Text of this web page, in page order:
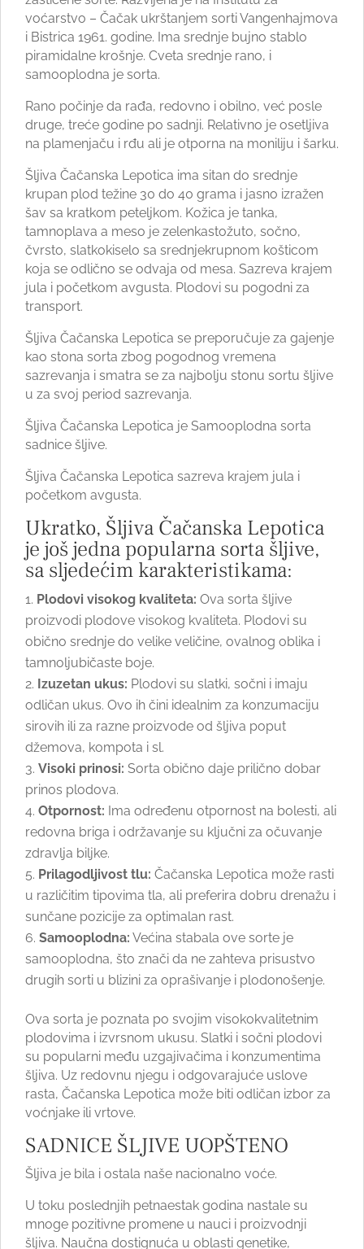
voćarstvo – Čačak ukrštanjem sorti Vangenhajmova
i Bistrica 1961. godine. Ima srednje bujno stablo
piramidalne krošnje. Cveta srednje rano, i
samooplodna je sorta.
Rano počinje da rađa, redovno i obilno, već posle
druge, treće godine po sadnji. Relativno je osetljiva
na plamenjaču i rđu ali je otporna na moniliju i šarku.
Šljiva Čačanska Lepotica ima sitan do srednje
krupan plod težine 30 do 40 grama i jasno izražen
šav sa kratkom peteljkom. Kožica je tanka,
tamnoplava a meso je zelenkastožuto, sočno,
čvrsto, slatkokiselo sa srednjekrupnom košticom
koja se odlično se odvaja od mesa. Sazreva krajem
jula i početkom avgusta. Plodovi su pogodni za
transport.
Šljiva Čačanska Lepotica se preporučuje za gajenje
kao stona sorta zbog pogodnog vremena
sazrevanja i smatra se za najbolju stonu sortu šljive
u za svoj period sazrevanja.
Šljiva Čačanska Lepotica je Samooplodna sorta
sadnice šljive.
Šljiva Čačanska Lepotica sazreva krajem jula i
početkom avgusta.
Ukratko, Šljiva Čačanska Lepotica
je još jedna popularna sorta šljive,
sa sljedećim karakteristikama:
Plodovi visokog kvaliteta: Ova sorta šljive
proizvodi plodove visokog kvaliteta. Plodovi su
obično srednje do velike veličine, ovalnog oblika i
tamnoljubičaste boje.
Izuzetan ukus: Plodovi su slatki, sočni i imaju
odličan ukus. Ovo ih čini idealnim za konzumaciju
sirovih ili za razne proizvode od šljiva poput
džemova, kompota i sl.
Visoki prinosi: Sorta obično daje prilično dobar
prinos plodova.
Otpornost: Ima određenu otpornost na bolesti, ali
redovna briga i održavanje su ključni za očuvanje
zdravlja biljke.
Prilagodljivost tlu: Čačanska Lepotica može rasti
u različitim tipovima tla, ali preferira dobru drenažu i
sunčane pozicije za optimalan rast.
Samooplodna: Većina stabala ove sorte je
samooplodna, što znači da ne zahteva prisustvo
drugih sorti u blizini za oprašivanje i plodonošenje.
Ova sorta je poznata po svojim visokokvalitetnim
plodovima i izvrsnom ukusu. Slatki i sočni plodovi
su popularni među uzgajivačima i konzumentima
šljiva. Uz redovnu njegu i odgovarajuće uslove
rasta, Čačanska Lepotica može biti odličan izbor za
voćnjake ili vrtove.
SADNICE ŠLJIVE UOPŠTENO
Šljiva je bila i ostala naše nacionalno voće.
U toku poslednjih petnaestak godina nastale su
mnoge pozitivne promene u nauci i proizvodnji
šljiva. Naučna dostignuća u oblasti genetike,